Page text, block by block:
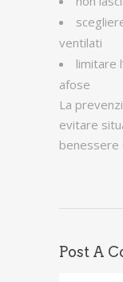
ventilati
limitare
afose
La
evitare
benessere
Post A